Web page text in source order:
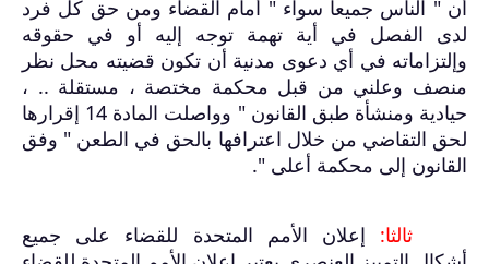
أن " الناس جميعا سواء " أمام القضاء ومن حق كل فرد
لدى الفصل في أية تهمة توجه إليه أو في حقوقه
وإلتزاماته في أي دعوى مدنية أن تكون قضيته محل نظر
منصف وعلني من قبل محكمة مختصة ، مستقلة .. ،
حيادية ومنشأة طبق القانون " وواصلت المادة 14 إقرارها
لحق التقاضي من خلال اعترافها بالحق في الطعن " وفق
القانون إلى محكمة أعلى ".
ثالثا:
إعلان الأمم المتحدة للقضاء على جميع